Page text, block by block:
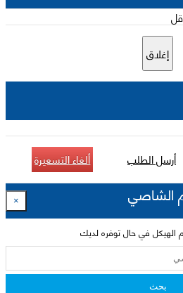
إغلاق
أرسل الطلب ألغاء التسعيرة
الشاصي ×
الهيكل في حال توفره لديك
بحث